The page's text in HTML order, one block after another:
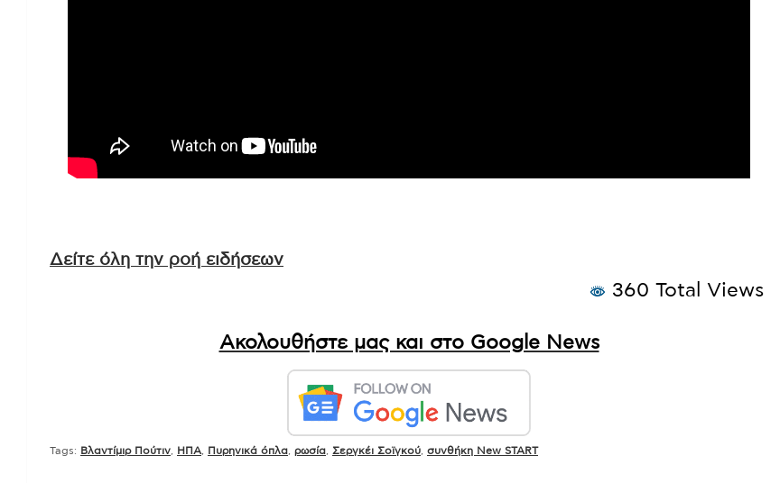
Δείτε όλη την ροή ειδήσεων
360 Total Views
Ακολουθήστε μας και στο Google News
Tags: Βλαντίμιρ Πούτιν ΗΠΑ Πυρηνικά όπλα ρωσία Σεργκέι Σοϊγκού συνθήκη New START